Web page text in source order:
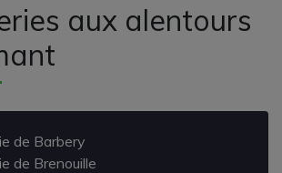
aux alentours
de Barbery
de Brenouille